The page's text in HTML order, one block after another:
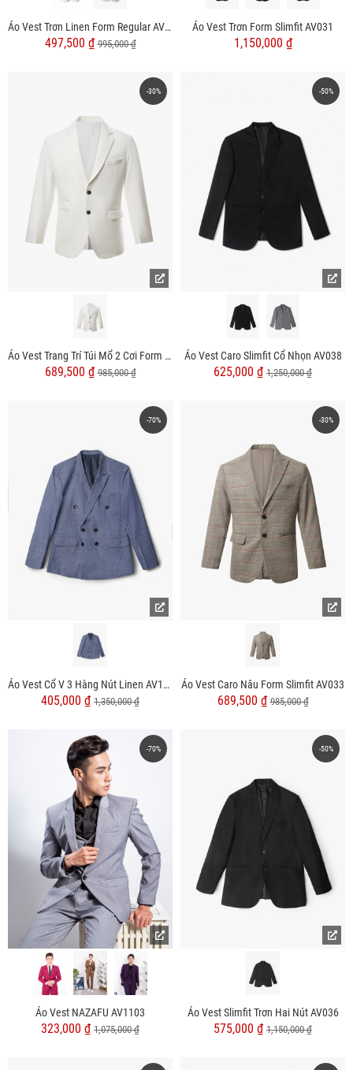
Áo Vest Trơn Linen Form Regular AV040
497,500 ₫995,000 ₫
Áo Vest Trơn Form Slimfit AV031
1,150,000 ₫
-30%
Áo Vest Trang Trí Túi Mổ 2 Cơi Form Slimfit AV035
689,500 ₫985,000 ₫
-50%
Áo Vest Caro Slimfit Cổ Nhọn AV038
625,000 ₫ 1,250,000 ₫
-70%
Áo Vest Cổ V 3 Hàng Nút Linen AV1137 Màu Xanh Đen
405,000 ₫ 1,350,000 ₫
-30%
Áo Vest Caro Nâu Form Slimfit AV033
689,500 ₫985,000 ₫
-70%
Áo Vest NAZAFU AV1103
323,000 ₫ 1,075,000 ₫
-50%
Áo Vest Slimfit Trơn Hai Nút AV036
575,000 ₫ 1,150,000 ₫